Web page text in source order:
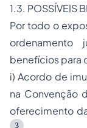
1.3. POSSÍVEIS
Por todo o
ordenamento
benefícios para
i) Acordo de
na Convenção
oferecimento
3